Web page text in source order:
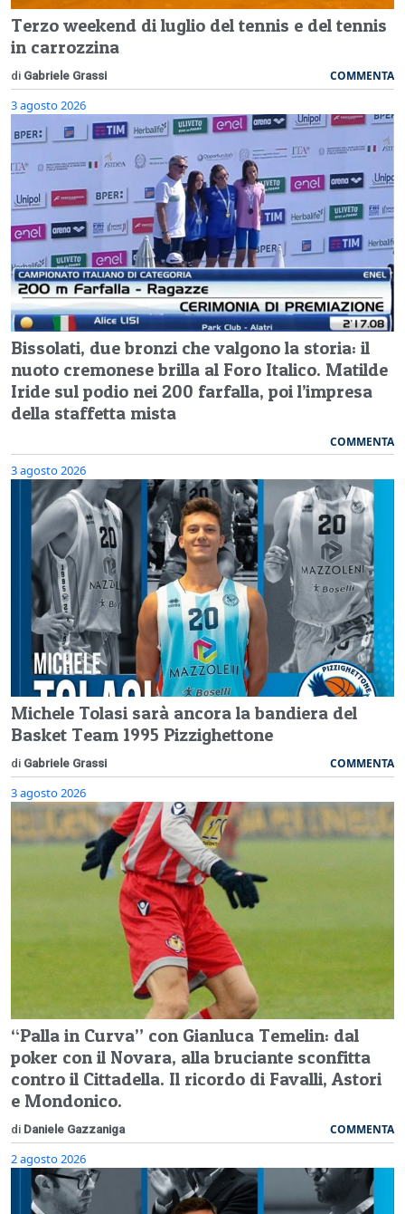
Terzo weekend di luglio del tennis e del tennis
in carrozzina
di Gabriele Grassi COMMENTA
3 agosto 2026
Bissolati, due bronzi che valgono la storia: il
nuoto cremonese brilla al Foro Italico. Matilde
Iride sul podio nei 200 farfalla, poi l’impresa
della staffetta mista
COMMENTA
3 agosto 2026
Michele Tolasi sarà ancora la bandiera del
Basket Team 1995 Pizzighettone
di Gabriele Grassi COMMENTA
3 agosto 2026
“Palla in Curva” con Gianluca Temelin: dal
poker con il Novara, alla bruciante sconfitta
contro il Cittadella. Il ricordo di Favalli, Astori
e Mondonico.
di Daniele Gazzaniga COMMENTA
2 agosto 2026